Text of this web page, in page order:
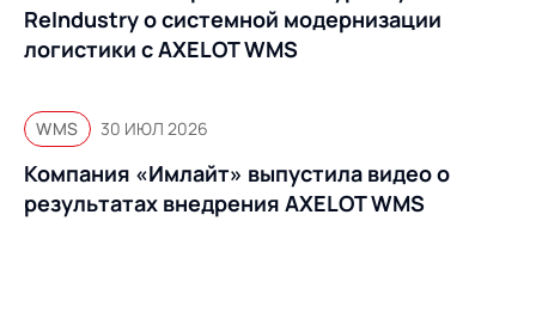
ReIndustry о системной модернизации
логистики с AXELOT WMS
WMS 30 ИЮЛ 2026
Компания «Имлайт» выпустила видео о
результатах внедрения AXELOT WMS